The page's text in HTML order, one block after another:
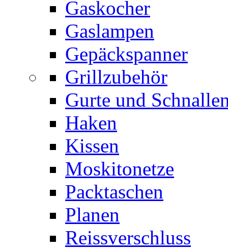
Gaskocher
Gaslampen
Gepäckspanner
Grillzubehör
Gurte und
Haken
Kissen
Moskitonetze
Packtaschen
Planen
Reissverschluss